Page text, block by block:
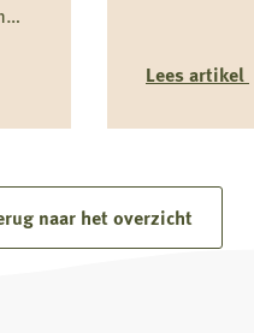
onderdeel
kwetsbare
katten niet
nesten en
Lees artikel
over
Driekwart
naar het overzicht